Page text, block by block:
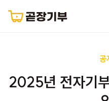
공
2025년 전자기